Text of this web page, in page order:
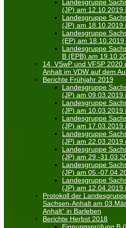
Landesgruppe
(JP) am 12.10.2019
Landesgruppe
(JP) am 18.10.2019
Landesgruppe
(EP) am
Landesgruppe
B (EPB) am
14. VSwP und VFSP
Anhalt im VDW auf dem
Berichte Frühjahr 2019
Landesgruppe
(JP) am 09.03.2019
Landesgruppe
(JP) am 10.03.2019
Landesgruppe
(JP) am 17.03.2019
Landesgruppe
(JP) am 22.03.2019
Landesgruppe
(JP) am 29.-
Landesgruppe
(JP) am 05.-
Landesgruppe
(JP) am 12.04.2019
Protokoll der
Sachsen-Anhalt am
Anhalt“ in Barleben
Berichte Herbst 2018